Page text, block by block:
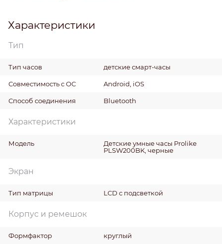
Характеристики
Тип
Тип часов детские смарт-часы
Совместимость с ОС Android, iOS
Способ соединения Bluetooth
Характеристики
Модель
Детские умные часы Prolike
PLSW200BK, черные
Экран
Тип матрицы LCD с подсветкой
Корпус и ремешок
Формфактор круглый